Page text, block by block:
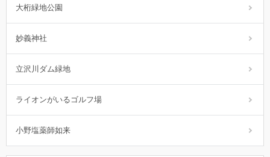
大桁緑地公園
妙義神社
立沢川ダム緑地
ライオンがいるゴルフ場
小野塩薬師如来